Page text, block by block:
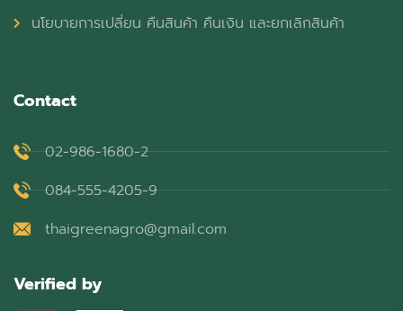
นโยบายการเปลี่ยน คืนสินค้า คืนเงิน และยกเลิกสินค้า
Contact
02-986-1680-2
084-555-4205-9
thaigreenagro@gmail.com
Verified by